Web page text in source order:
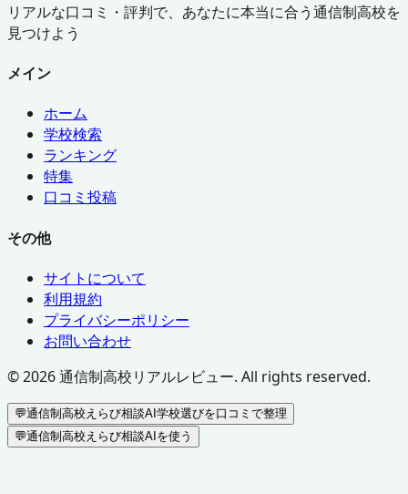
リアルな口コミ・評判で、あなたに本当に合う通信制高校を
見つけよう
メイン
ホーム
学校検索
ランキング
特集
口コミ投稿
その他
サイトについて
利用規約
プライバシーポリシー
お問い合わせ
©2026通信制高校リアルレビュー. All rights reserved.
💬通信制高校えらび相談AI 学校選びを口コミで整理
💬通信制高校えらび相談AIを使う